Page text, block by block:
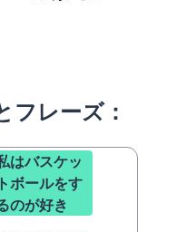
フレーズ：
はバスケッ
トボールをす
のが好き